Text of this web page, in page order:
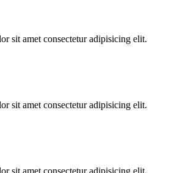
sit amet consectetur adipisicing elit.
sit amet consectetur adipisicing elit.